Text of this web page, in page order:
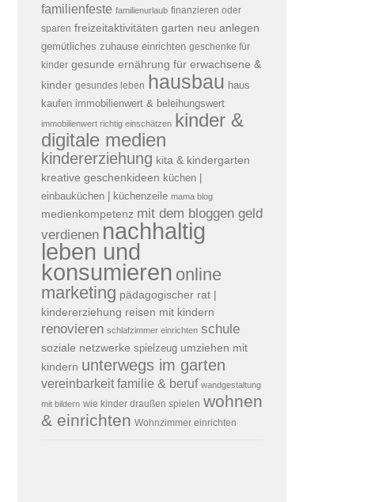
familienfeste familienurlaub finanzieren oder
sparen freizeitaktivitäten garten neu anlegen
gemütliches zuhause einrichten geschenke für
kinder gesunde ernährung für erwachsene &
kinder gesundes leben hausbau haus
kaufen immobilienwert & beleihungswert
immobilienwert richtig einschätzen kinder &
digitale medien
kindererziehung kita & kindergarten
kreative geschenkideen küchen |
einbauküchen | küchenzeile mama blog
medienkompetenz mit dem bloggen geld
verdienen nachhaltig
leben und
konsumieren online
marketing pädagogischer rat |
kindererziehung reisen mit kindern
renovieren schlafzimmer einrichten schule
soziale netzwerke spielzeug umziehen mit
kindern unterwegs im garten
vereinbarkeit familie & beruf wandgestaltung
mit bildern wie kinder draußen spielen wohnen
& einrichten Wohnzimmer einrichten